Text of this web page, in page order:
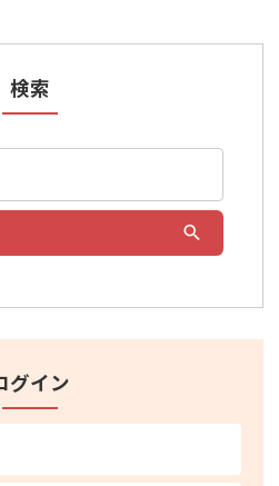
検索
グイン